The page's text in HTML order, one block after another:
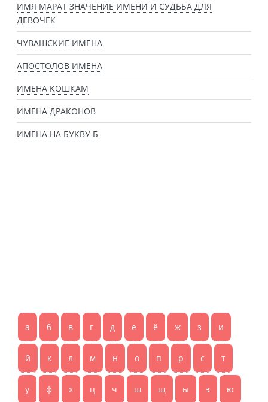
ИМЯ МАРАТ ЗНАЧЕНИЕ ИМЕНИ И СУДЬБА ДЛЯ
ДЕВОЧЕК
ЧУВАШСКИЕ ИМЕНА
АПОСТОЛОВ ИМЕНА
ИМЕНА КОШКАМ
ИМЕНА ДРАКОНОВ
ИМЕНА НА БУКВУ Б
а б в г д е ё ж з и
й к л м н о п р с т
у ф х ц ч ш щ ы э ю